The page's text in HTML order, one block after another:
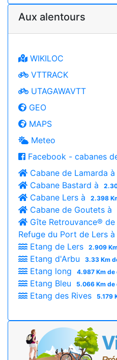
Aux alentours
WIKILOC
VTTRACK
UTAGAWAVTT
GEO
MAPS
Meteo
Facebook - cabanes
Cabane de Lamarda à
Cabane Bastard à
Cabane Lers à 2.398
Cabane de Goutets à
Gîte Retrouvance® de
Refuge du Port de Lers à
Etang de Lers 2.909
Etang d'Arbu 3.33 Km
Etang long 4.987 Km de
Etang Bleu 5.066 Km de
Etang des Rives 5.179